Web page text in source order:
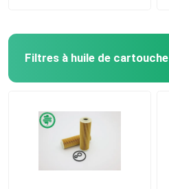
Filtres à huile de cartouche